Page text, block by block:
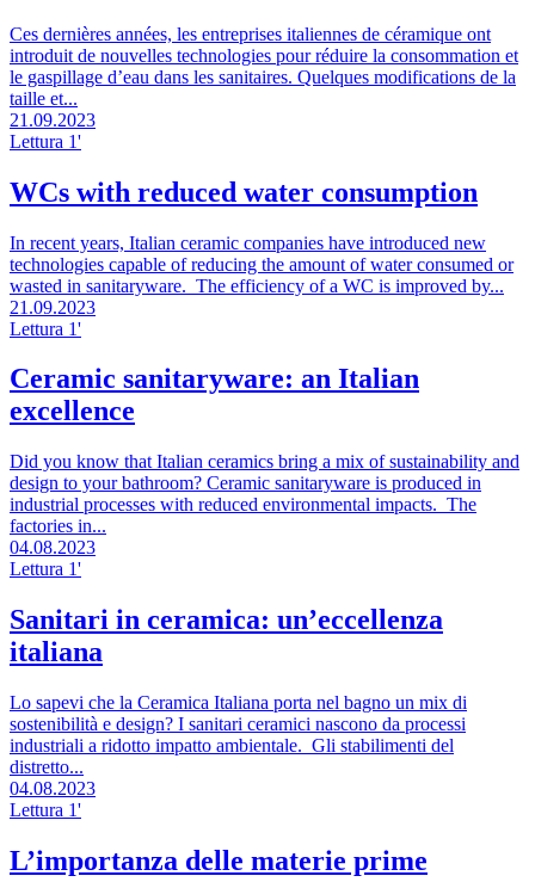
Ces dernières années, les entreprises italiennes de céramique ont
introduit de nouvelles technologies pour réduire la consommation et
le gaspillage d’eau dans les sanitaires. Quelques modifications de la
taille et...
21.09.2023
Lettura 1'
WCs with reduced water consumption
In recent years, Italian ceramic companies have introduced new
technologies capable of reducing the amount of water consumed or
wasted in sanitaryware. The efficiency of a WC is improved by...
21.09.2023
Lettura 1'
Ceramic sanitaryware: an Italian
excellence
Did you know that Italian ceramics bring a mix of sustainability and
design to your bathroom? Ceramic sanitaryware is produced in
industrial processes with reduced environmental impacts. The
factories in...
04.08.2023
Lettura 1'
Sanitari in ceramica: un’eccellenza
italiana
Lo sapevi che la Ceramica Italiana porta nel bagno un mix di
sostenibilità e design? I sanitari ceramici nascono da processi
industriali a ridotto impatto ambientale. Gli stabilimenti del
distretto...
04.08.2023
Lettura 1'
L’importanza delle materie prime